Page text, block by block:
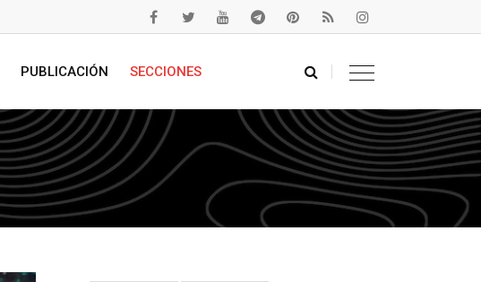
PUBLICACIÓN SECCIONES